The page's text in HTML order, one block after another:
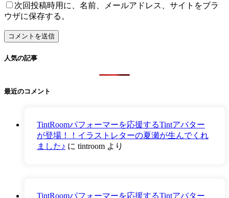
次回投稿時用に、名前、メールアドレス、サイトをブラ
ウザに保存する。
人気の記事
最近のコメント
TintRoomパフォーマーを応援するTintアバター
が登場！！イラストレターの夏瀬が生んでくれ
ました♪ に tintroom より
TintRoomパフォーマーを応援するTintアバター